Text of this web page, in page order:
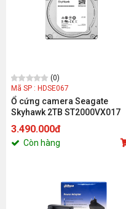
(0)
Mã SP : HDSE067
Ổ cứng camera Seagate
Skyhawk 2TB ST2000VX017
3.490.000đ
Còn hàng